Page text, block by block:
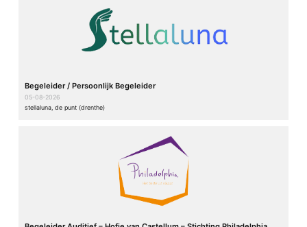
Begeleider / Persoonlijk Begeleider
05-08-2026
stellaluna, de punt (drenthe)